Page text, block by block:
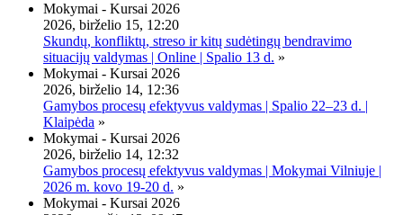
Mokymai - Kursai 2026
2026, birželio 15, 12:20
Skundų, konfliktų, streso ir kitų sudėtingų bendravimo
situacijų valdymas | Online | Spalio 13 d. »
Mokymai - Kursai 2026
2026, birželio 14, 12:36
Gamybos procesų efektyvus valdymas | Spalio 22–23 d. |
Klaipėda »
Mokymai - Kursai 2026
2026, birželio 14, 12:32
Gamybos procesų efektyvus valdymas | Mokymai Vilniuje |
2026 m. kovo 19-20 d. »
Mokymai - Kursai 2026